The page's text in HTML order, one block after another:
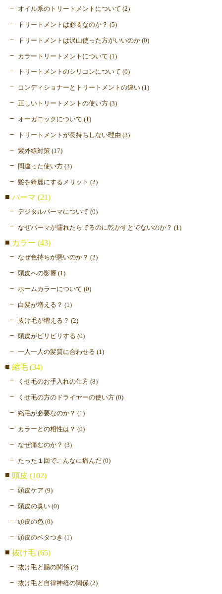
オイル系のトリートメントについて (2)
トリートメントは必要なのか？ (5)
トリートメントは沢山使った方がいいのか (0)
カラートリートメントについて (1)
トリートメントのシリコンについて (0)
コンディショナーとトリートメントの違い (1)
正しいトリートメントの使い方 (3)
オーガニックについて (1)
トリートメントが長持ちしない理由 (3)
紫外線対策 (17)
間違った使い方 (3)
髪を綺麗にするメリット (2)
パーマ (21)
デジタルパーマについて (0)
なぜパーマが濡れたらでるのに乾かすとでないのか？ (1)
カラー (43)
なぜ色持ちが悪いのか？ (2)
頭皮への影響 (1)
ホームカラーについて (0)
白髪が増える？ (1)
抜け毛が増える？ (2)
頭皮がピリピリする (0)
一人一人の髪質に合わせる (1)
縮毛 (34)
くせ毛のお手入れの仕方 (8)
くせ毛の方のドライヤーの使い方 (0)
縮毛が必要なのか？ (1)
カラーとの相性は？ (0)
なぜ痛むのか？ (3)
たった１回でこんなに痛んだ (0)
頭皮 (102)
頭皮ケア (9)
頭皮の臭い (0)
頭皮の色 (0)
頭皮のベタつき (1)
抜け毛 (65)
抜け毛と腸の関係 (2)
抜け毛と自律神経の関係 (2)